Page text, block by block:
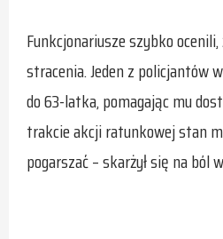
Funkcjonariusze szybko
stracenia. Jeden z policjantów
do 63-latka, pomagając mu
trakcie akcji ratunkowej stan
pogarszać – skarżył się na ból